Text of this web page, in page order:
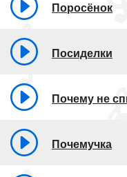
Поросёнок
Посиделки
Почему не
Почемучка